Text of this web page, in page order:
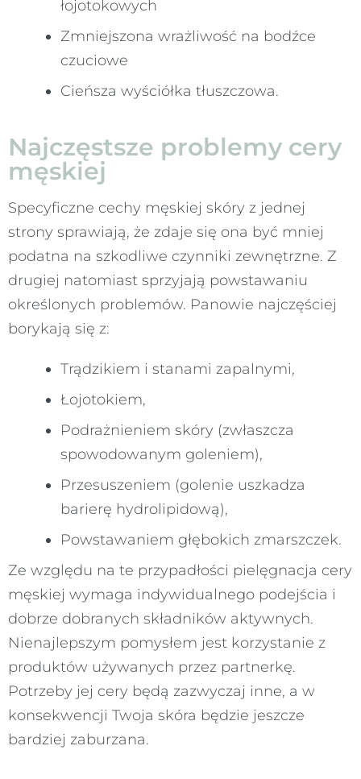
łojotokowych
Zmniejszona wrażliwość na bodźce
czuciowe
Cieńsza wyściółka tłuszczowa.
Najczęstsze problemy cery
męskiej
Specyficzne cechy męskiej skóry z jednej
strony sprawiają, że zdaje się ona być mniej
podatna na szkodliwe czynniki zewnętrzne. Z
drugiej natomiast sprzyjają powstawaniu
określonych problemów. Panowie najczęściej
borykają się z:
Trądzikiem i stanami zapalnymi,
Łojotokiem,
Podrażnieniem skóry (zwłaszcza
spowodowanym goleniem),
Przesuszeniem (golenie uszkadza
barierę hydrolipidową),
Powstawaniem głębokich zmarszczek.
Ze względu na te przypadłości pielęgnacja cery
męskiej wymaga indywidualnego podejścia i
dobrze dobranych składników aktywnych.
Nienajlepszym pomysłem jest korzystanie z
produktów używanych przez partnerkę.
Potrzeby jej cery będą zazwyczaj inne, a w
konsekwencji Twoja skóra będzie jeszcze
bardziej zaburzana.